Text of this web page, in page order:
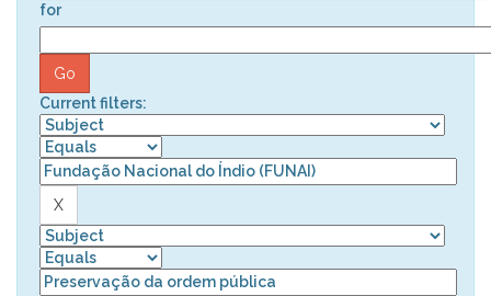
for
Current filters: